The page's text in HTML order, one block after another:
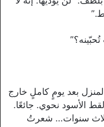
بعد يومٍ كاملٍ خارج
الأسود نحوي. جائعًا.
ثلاث سنوات… شعرتُ